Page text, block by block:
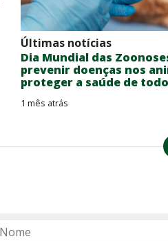
Últimas notícias
Dia Mundial das
prevenir doenças nos
proteger a saúde de
1 mês atrás